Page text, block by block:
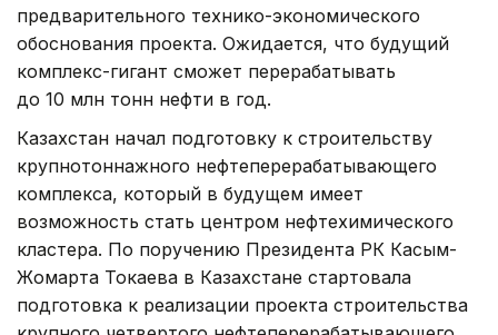
предварительного технико-экономического
обоснования проекта. Ожидается, что будущий
комплекс-гигант сможет перерабатывать
до 10 млн тонн нефти в год.
Казахстан начал подготовку к строительству
крупнотоннажного нефтеперерабатывающего
комплекса, который в будущем имеет
возможность стать центром нефтехимического
кластера. По поручению Президента РК Касым-
Жомарта Токаева в Казахстане стартовала
подготовка к реализации проекта строительства